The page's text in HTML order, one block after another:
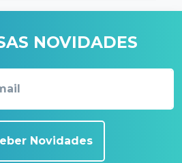
NOVIDADES
Novidades